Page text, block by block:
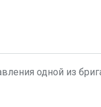
одной из